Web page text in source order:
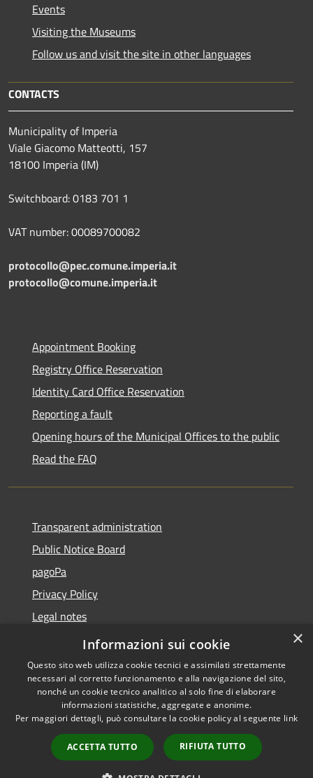
Events
Visiting the Museums
Follow us and visit the site in other languages
CONTACTS
Municipality of Imperia
Viale Giacomo Matteotti, 157
18100 Imperia (IM)
Switchboard: 0183 701 1
VAT number: 00089700082
protocollo@pec.comune.imperia.it
protocollo@comune.imperia.it
Appointment Booking
Registry Office Reservation
Identity Card Office Reservation
Reporting a fault
Opening hours of the Municipal Offices to the public
Read the FAQ
Transparent administration
Public Notice Board
pagoPa
Privacy Policy
Legal notes
Accessibility Statement
Accessibility
Copyright © 2026 • Città di
Imperia • Powered by
Municipium•
Admin
access
×
Informazioni sui cookie
Questo sito web utilizza cookie tecnici e assimilati strettamente
necessari al corretto funzionamento e alla navigazione del sito,
nonché un cookie tecnico analitico al solo fine di elaborare
informazioni statistiche, aggregate e anonime.
Per maggiori dettagli, può consultare la cookie policy al seguente link
ACCETTA TUTTO RIFIUTA TUTTO